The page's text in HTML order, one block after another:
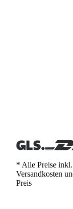
* Alle Preise
Versandkosten
Preis